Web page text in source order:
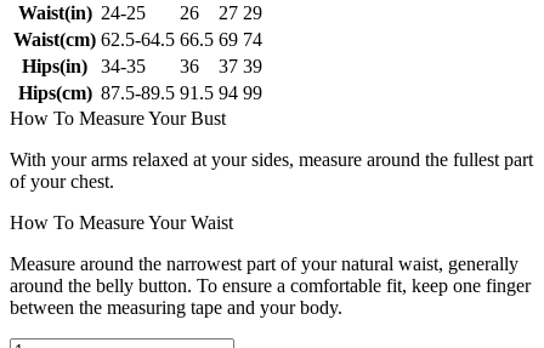
Waist(in) 24-25 26 27 29
Waist(cm) 62.5-64.5 66.5 69 74
Hips(in)
34-35 36 37 39
Hips(cm) 87.5-89.5 91.5 94 99
How To Measure Your Bust
With your arms relaxed at your sides, measure around the fullest part
of your chest.
How To Measure Your Waist
Measure around the narrowest part of your natural waist, generally
around the belly button. To ensure a comfortable fit, keep one finger
between the measuring tape and your body.